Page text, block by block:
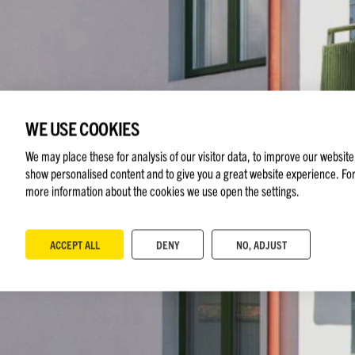
WE USE COOKIES
We may place these for analysis of our visitor data, to improve our
show personalised content and to give you a great website experience. For
more information about the cookies we use open the settings.
ACCEPT ALL DENY NO, ADJUST